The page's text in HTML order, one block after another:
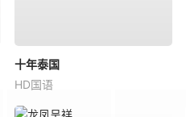
十年泰国
HD国语